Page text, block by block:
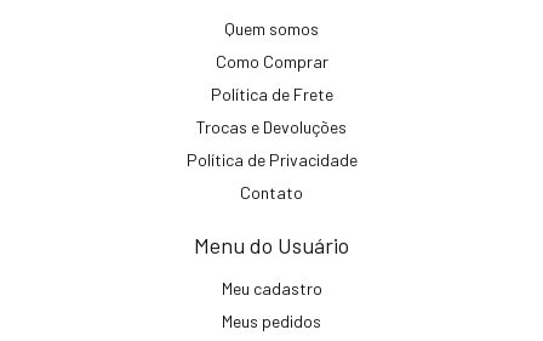
Quem somos
Como Comprar
Política de Frete
Trocas e Devoluções
Política de Privacidade
Contato
Menu do Usuário
Meu cadastro
Meus pedidos